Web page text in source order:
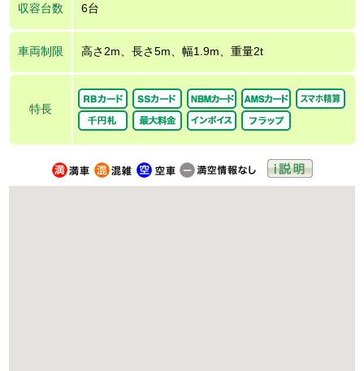
収容台数 6台
車両制限 高さ2m、長さ5m、幅1.9m、重量2t
特長